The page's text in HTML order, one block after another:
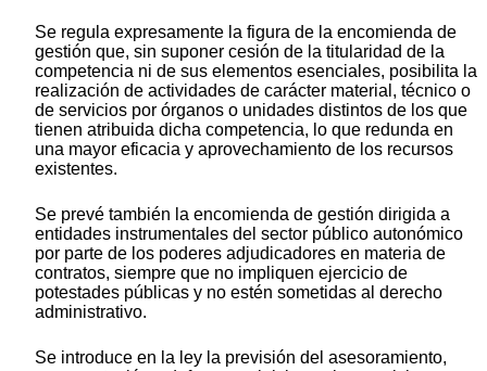
Se regula expresamente la figura de la encomienda de
gestión que, sin suponer cesión de la titularidad de la
competencia ni de sus elementos esenciales, posibilita la
realización de actividades de carácter material, técnico o
de servicios por órganos o unidades distintos de los que
tienen atribuida dicha competencia, lo que redunda en
una mayor eficacia y aprovechamiento de los recursos
existentes.
Se prevé también la encomienda de gestión dirigida a
entidades instrumentales del sector público autonómico
por parte de los poderes adjudicadores en materia de
contratos, siempre que no impliquen ejercicio de
potestades públicas y no estén sometidas al derecho
administrativo.
Se introduce en la ley la previsión del asesoramiento,